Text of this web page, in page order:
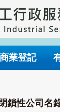
商業登記
閉鎖性公司名